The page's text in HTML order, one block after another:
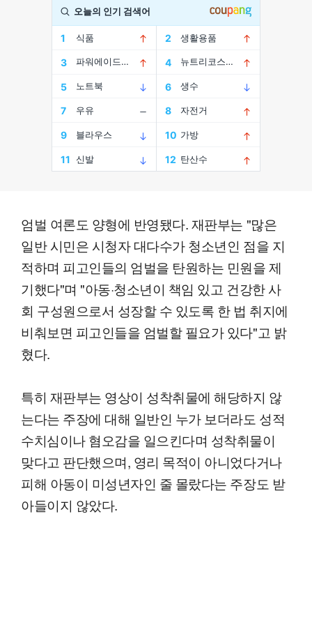
엄벌 여론도 양형에 반영됐다. 재판부는 "많은
일반 시민은 시청자 대다수가 청소년인 점을 지
적하며 피고인들의 엄벌을 탄원하는 민원을 제
기했다"며 "아동·청소년이 책임 있고 건강한 사
회 구성원으로서 성장할 수 있도록 한 법 취지에
비춰보면 피고인들을 엄벌할 필요가 있다"고 밝
혔다.
특히 재판부는 영상이 성착취물에 해당하지 않
는다는 주장에 대해 일반인 누가 보더라도 성적
수치심이나 혐오감을 일으킨다며 성착취물이
맞다고 판단했으며, 영리 목적이 아니었다거나
피해 아동이 미성년자인 줄 몰랐다는 주장도 받
아들이지 않았다.